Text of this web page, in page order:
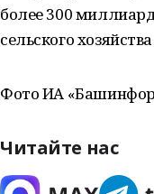
более 300
сельского
Фото ИА
Читайте нас